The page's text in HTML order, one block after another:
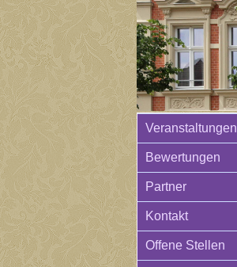
Veranstaltungen
Bewertungen
Partner
Kontakt
Offene Stellen